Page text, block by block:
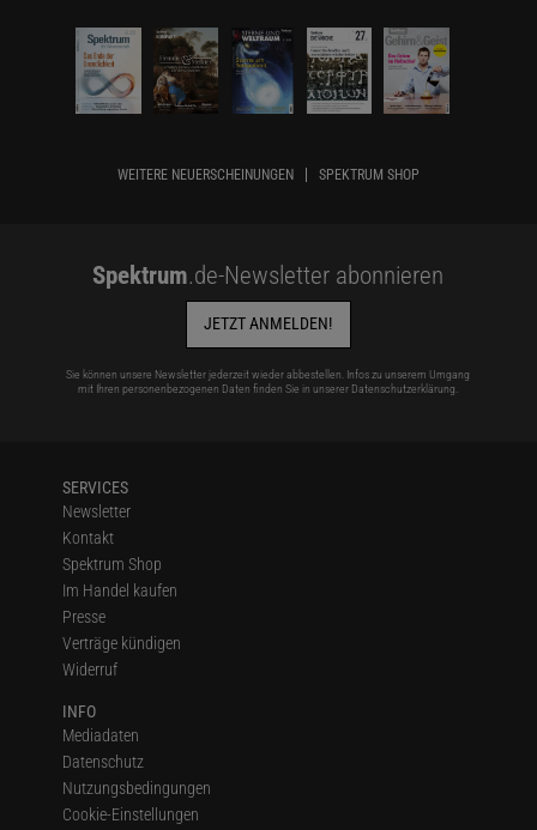
WEITERE NEUERSCHEINUNGEN SPEKTRUM SHOP
Spektrum.de-Newsletter abonnieren
JETZT ANMELDEN!
Sie können unsere Newsletter jederzeit wieder abbestellen. Infos zu unserem Umgang
mit Ihren personenbezogenen Daten finden Sie in unserer Datenschutzerklärung.
SERVICES
Newsletter
Kontakt
Spektrum Shop
Im Handel kaufen
Presse
Verträge kündigen
Widerruf
INFO
Mediadaten
Datenschutz
Nutzungsbedingungen
Cookie-Einstellungen